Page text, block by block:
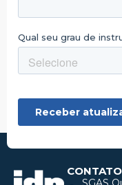
CONTATO